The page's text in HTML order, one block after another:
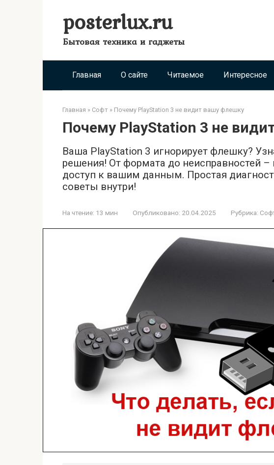
posterlux.ru
Бытовая техника и гаджеты
Главная О сайте Читаемое Интересное
Главная » Софт » Почему PlayStation 3 не видит вашу флешку
Почему PlayStation 3 не
Ваша PlayStation 3 игнорирует флешку?
решения! От формата до неисправностей
доступ к вашим данным. Простая
советы внутри!
На чтение: 13 мин Опубликовано: 20.04.2025 Рубрика: